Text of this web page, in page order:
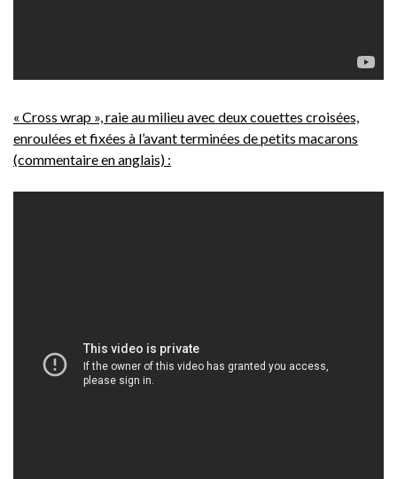
« Cross wrap », raie au milieu avec deux couettes croisées,
enroulées et fixées à l’avant terminées de petits macarons
(commentaire en anglais) :